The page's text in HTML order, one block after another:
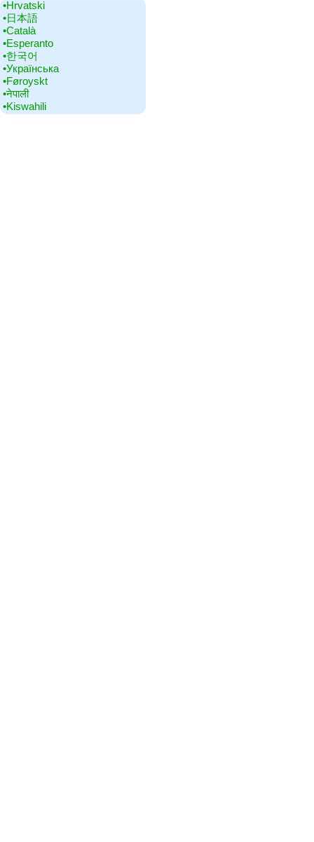
•‎Hrvatski
•‎日本語
•‎Català
•‎Esperanto
•‎한국어
•‎Українська
•‎Føroyskt
•‎नेपाली
•‎Kiswahili